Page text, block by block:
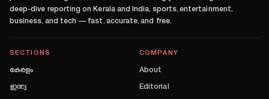
deep-dive reporting on Kerala and India, sports, entertainment,
business, and tech — fast, accurate, and free.
SECTIONS
കേരളം
ഇന്ത്യ
COMPANY
About
Editorial